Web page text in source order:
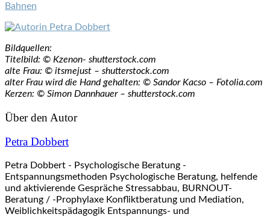
Bahnen
Bildquellen:
Titelbild: © Kzenon- shutterstock.com
alte Frau: © itsmejust – shutterstock.com
alter Frau wird die Hand gehalten: © Sandor Kacso – Fotolia.com
Kerzen: © Simon Dannhauer – shutterstock.com
Über den Autor
Petra Dobbert
Petra Dobbert - Psychologische Beratung -
Entspannungsmethoden Psychologische Beratung, helfende
und aktivierende Gespräche Stressabbau, BURNOUT-
Beratung / -Prophylaxe Konfliktberatung und Mediation,
Weiblichkeitspädagogik Entspannungs- und